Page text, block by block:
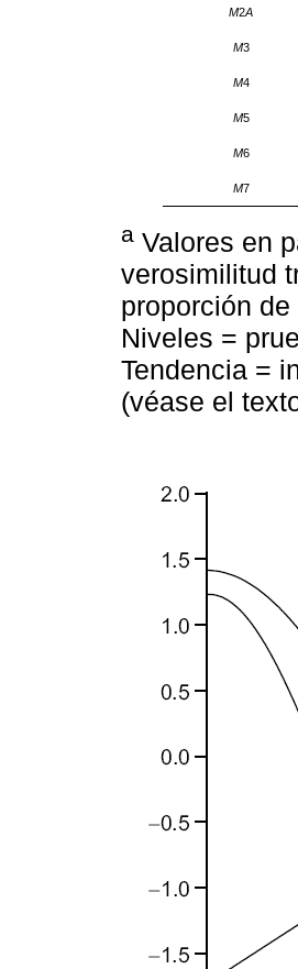
M2A
M3
M4
M5
M6
M7
a Valores en
verosimilitud
proporción
Niveles =
Tendencia =
(véase el